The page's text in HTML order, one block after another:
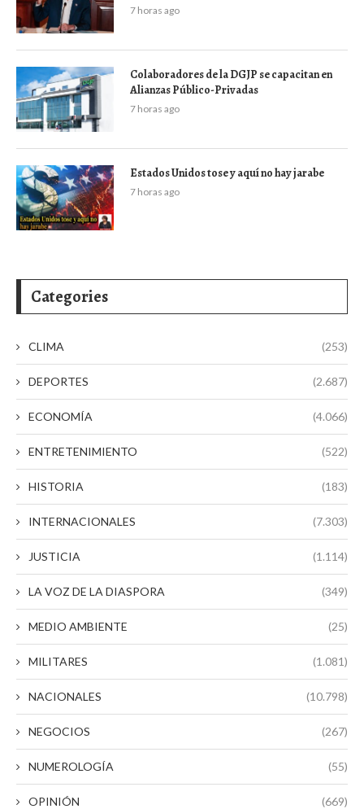
7 horas ago
Colaboradores de la DGJP se capacitan en
Alianzas Público-Privadas
7 horas ago
Estados Unidos tose y aquí no hay jarabe
7 horas ago
Categories
CLIMA (253)
DEPORTES (2.687)
ECONOMÍA (4.066)
ENTRETENIMIENTO (522)
HISTORIA (183)
INTERNACIONALES (7.303)
JUSTICIA (1.114)
LA VOZ DE LA DIASPORA (349)
MEDIO AMBIENTE (25)
MILITARES (1.081)
NACIONALES (10.798)
NEGOCIOS (267)
NUMEROLOGÍA (55)
OPINIÓN (669)